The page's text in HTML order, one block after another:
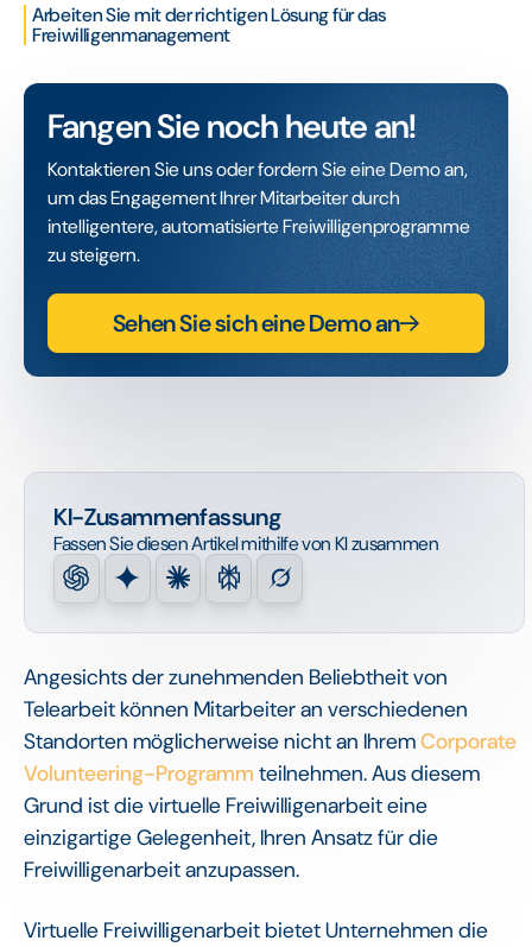
KI-Zusammenfassung
Fassen Sie diesen Artikel mithilfe von KI zusammen
Angesichts der zunehmenden Beliebtheit von
Telearbeit können Mitarbeiter an verschiedenen
Standorten möglicherweise nicht an IhremCorporate
Volunteering-Programm teilnehmen. Aus diesem
Grund ist die virtuelle Freiwilligenarbeit eine
einzigartige Gelegenheit, Ihren Ansatz für die
Freiwilligenarbeit anzupassen.
Virtuelle Freiwilligenarbeit bietet Unternehmen die
Arbeiten Sie mit der richtigen Lösung für das
Freiwilligenmanagement
Fangen Sie noch heute an!
Kontaktieren Sie uns oder fordern Sie eine Demo an,
um das Engagement Ihrer Mitarbeiter durch
intelligentere, automatisierte Freiwilligenprogramme
zu steigern.
Sehen Sie sich eine Demo an